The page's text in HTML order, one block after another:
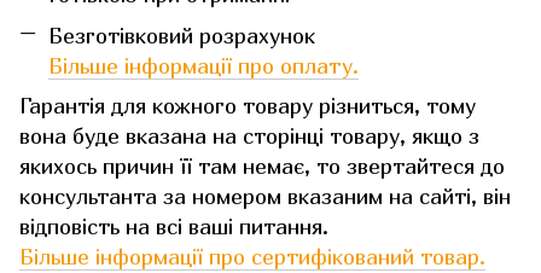
Безготівковий розрахунок
Більше інформації про оплату.
Гарантія для кожного товару різниться, тому
вона буде вказана на сторінці товару, якщо з
якихось причин її там немає, то звертайтеся до
консультанта за номером вказаним на сайті, він
відповість на всі ваші питання.
Більше інформації про сертифікований товар.